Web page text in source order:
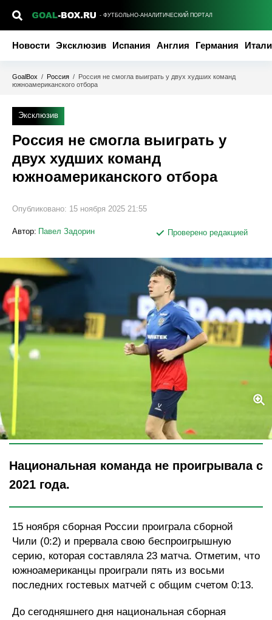
- ФУТБОЛЬНО-АНАЛИТИЧЕСКИЙ ПОРТАЛ
Новости Эксклюзив Испания Англия Германия
GoalBox / Россия / Россия не смогла выиграть у двух худших команд
южноамериканского отбора
Эксклюзив
Россия не смогла выиграть у
двух худших команд
южноамериканского отбора
Опубликовано: 15 ноября 2025 21:55
Автор: Павел Задорин Проверено редакцией
Legion-Media
Национальная команда не проигрывала с
2021 года.
15 ноября сборная России проиграла сборной
Чили (0:2) и прервала свою беспроигрышную
серию, которая составляла 23 матча. Отметим, что
южноамериканцы проиграли пять из восьми
последних гостевых матчей с общим счетом 0:13.
До сегодняшнего дня национальная сборная